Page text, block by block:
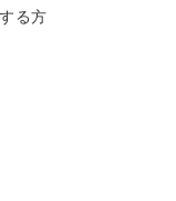
る方